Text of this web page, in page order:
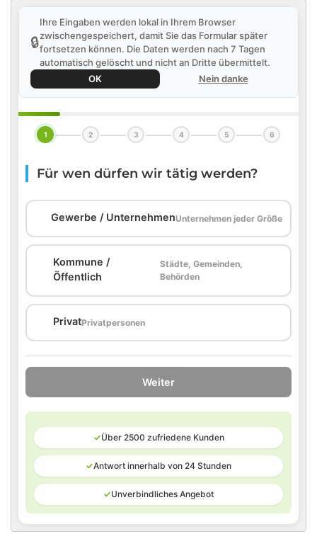
🔒
Ihre Eingaben werden lokal in Ihrem Browser
zwischengespeichert, damit Sie das Formular später
fortsetzen können. Die Daten werden nach 7 Tagen
automatisch gelöscht und nicht an Dritte übermittelt.
OK
Nein danke
1 2 3 4 5 6
Für wen dürfen wir tätig werden?
Gewerbe / UnternehmenUnternehmen jeder Größe
Kommune /
Öffentlich
Städte, Gemeinden,
Behörden
PrivatPrivatpersonen
Weiter
✓Über 2500 zufriedene Kunden
✓Antwort innerhalb von 24 Stunden
✓Unverbindliches Angebot